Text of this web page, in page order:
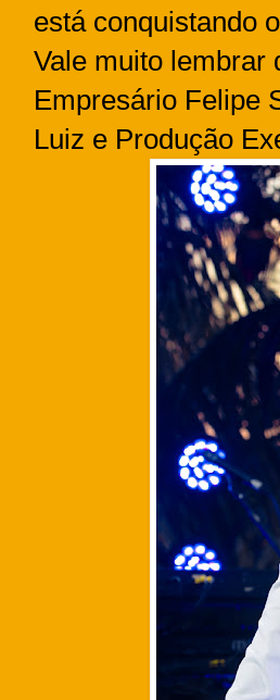
está conquistando
Vale muito lembrar
Empresário Felipe
Luiz e Produção